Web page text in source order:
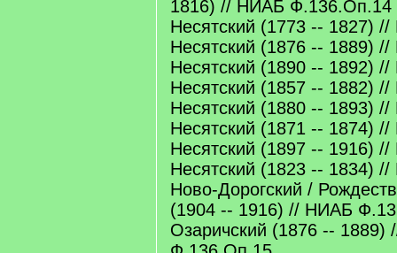
1816) // НИАБ Ф.136.Оп.14
Несятский (1773 -- 1827)
Несятский (1876 -- 1889)
Несятский (1890 -- 1892)
Несятский (1857 -- 1882)
Несятский (1880 -- 1893)
Несятский (1871 -- 1874)
Несятский (1897 -- 1916)
Несятский (1823 -- 1834)
Ново-Дорогский /
(1904 -- 1916) // НИАБ
Озаричский (1876 --